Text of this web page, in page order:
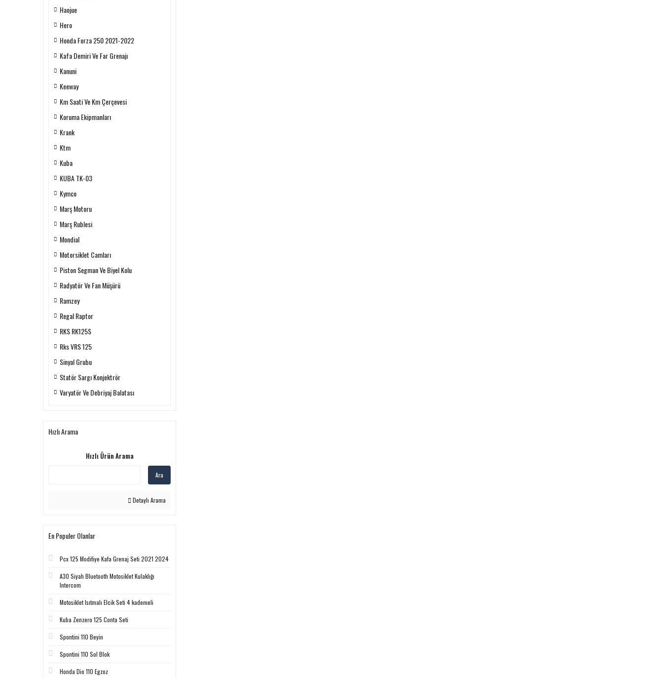
Haojue
Hero
Honda Forza 250 2021-2022
Kafa Demiri Ve Far Grenajı
Kanuni
Keeway
Km Saati Ve Km Çerçevesi
Koruma Ekipmanları
Krank
Ktm
Kuba
KUBA TK-03
Kymco
Marş Motoru
Marş Rublesi
Mondial
Motorsiklet Camları
Piston Segman Ve Biyel Kolu
Radyatör Ve Fan Müşürü
Ramzey
Regal Raptor
RKS RK125S
Rks VRS 125
Sinyal Grubu
Statör Sargı Konjektrör
Varyatör Ve Debriyaj Balatası
Hızlı Arama
Hızlı Ürün Arama
Ara
Detaylı Arama
En Populer Olanlar
Pcx 125 Modifiye Kafa Grenaj Seti 2021 2024
A30 Siyah Bluetooth Motosiklet Kulaklığı
Intercom
Motosiklet Isıtmalı Elcik Seti 4 kademeli
Kuba Zenzero 125 Conta Seti
Spontini 110 Beyin
Spontini 110 Sol Blok
Honda Dio 110 Egzoz